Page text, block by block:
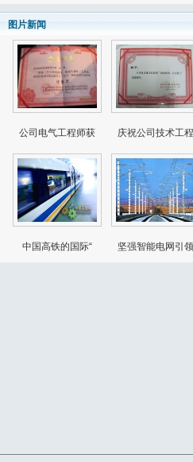
图片新闻
公司电气工程师获 庆祝公司技术工程
中国高铁的国际“ 坚强智能电网引领